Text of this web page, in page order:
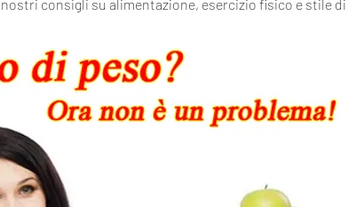
consigli su alimentazione, esercizio fisico e stile di